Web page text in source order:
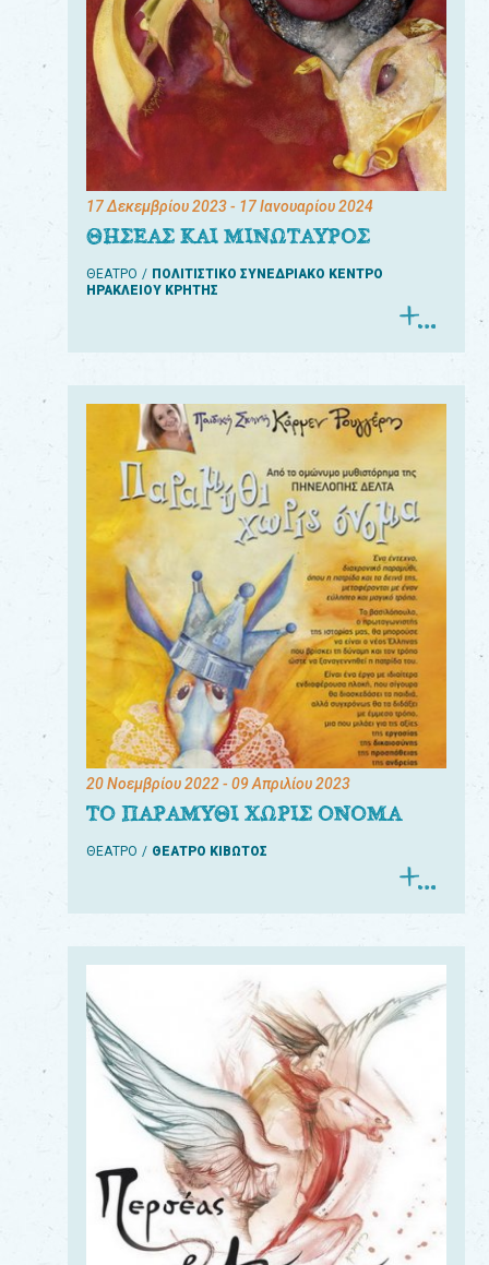
17 Δεκεμβρίου 2023- 17 Ιανουαρίου 2024
ΘΗΣΕΑΣ ΚΑΙ ΜΙΝΩΤΑΥΡΟΣ
ΘΕΑΤΡΟ
ΠΟΛΙΤΙΣΤΙΚΟ ΣΥΝΕΔΡΙΑΚΟ ΚΕΝΤΡΟ
ΗΡΑΚΛΕΙΟΥ ΚΡΗΤΗΣ
20 Νοεμβρίου 2022- 09 Απριλίου 2023
ΤΟ ΠΑΡΑΜΥΘΙ ΧΩΡΙΣ ΟΝΟΜΑ
ΘΕΑΤΡΟ ΘΕΑΤΡΟ ΚΙΒΩΤΟΣ